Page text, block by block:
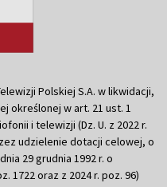
Polskiej S.A. w likwidacji,
określonej w art. 21 ust. 1
i telewizji (Dz. U. z 2022 r.
udzielenie dotacji celowej, o
29 grudnia 1992 r. o
1722 oraz z 2024 r. poz. 96)